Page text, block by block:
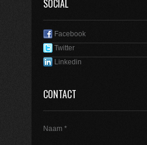
SOCIAL
Facebook
Twitter
Linkedin
CONTACT
Naam *